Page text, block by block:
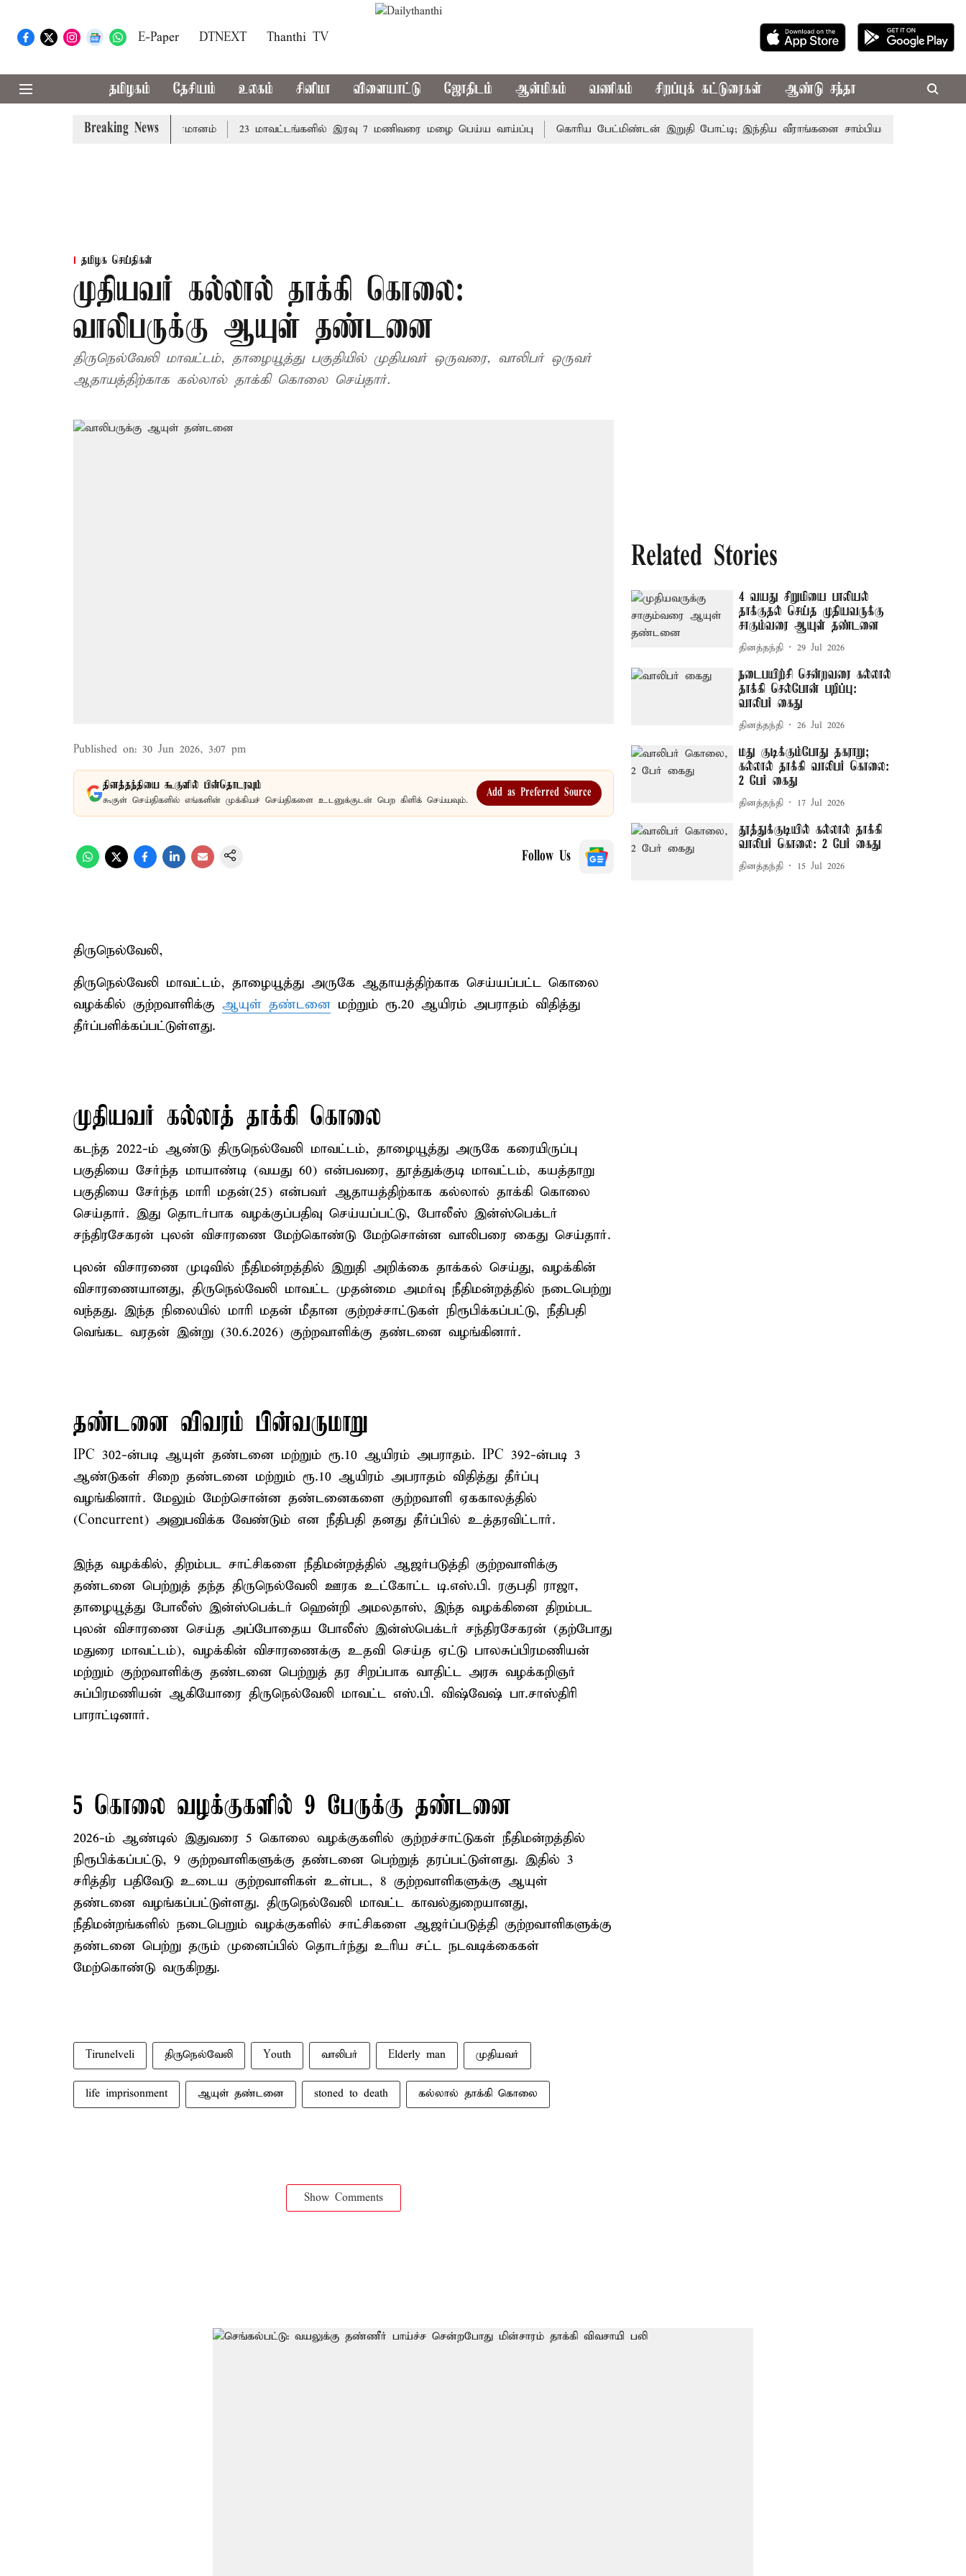
E-Paper DTNEXT Thanthi TV
தமிழகம் தேசியம் உலகம் சினிமா விளையாட்டு ஜோதிடம் ஆன்மிகம் வணிகம் சிறப்புக் கட்டுரைகள் ஆண்டு சந்தா
Breaking News
சட்டமன்றத்தில் நாளை தனித்தீர்மானம் 23 மாவட்டங்களில் இரவு 7 மணிவரை மழை பெய்ய வாய்ப்பு கொரிய பேட்மிண்டன் இறுதி போட்டி; இந்திய வீராங்கனை சாம்பியன் பட்டம் வென்றார்
தமிழக செய்திகள்
முதியவர் கல்லால் தாக்கி கொலை:
வாலிபருக்கு ஆயுள் தண்டனை
திருநெல்வேலி மாவட்டம், தாழையூத்து பகுதியில் முதியவர் ஒருவரை, வாலிபர் ஒருவர்
ஆதாயத்திற்காக கல்லால் தாக்கி கொலை செய்தார்.
Published on: 30 Jun 2026, 3:07 pm
தினத்தந்தியை கூகுளில் பின்தொடரவும்
கூகுள் செய்திகளில் எங்களின் முக்கியச் செய்திகளை உடனுக்குடன் பெற கிளிக் செய்யவும்.
Add as Preferred Source
Follow Us
திருநெல்வேலி,
திருநெல்வேலி மாவட்டம், தாழையூத்து அருகே ஆதாயத்திற்காக செய்யப்பட்ட கொலை
வழக்கில் குற்றவாளிக்கு ஆயுள் தண்டனை மற்றும் ரூ.20 ஆயிரம் அபராதம் விதித்து
தீர்ப்பளிக்கப்பட்டுள்ளது.
முதியவர் கல்லாத் தாக்கி கொலை
கடந்த 2022-ம் ஆண்டு திருநெல்வேலி மாவட்டம், தாழையூத்து அருகே கரையிருப்பு
பகுதியை சேர்ந்த மாயாண்டி (வயது 60) என்பவரை, தூத்துக்குடி மாவட்டம், கயத்தாறு
பகுதியை சேர்ந்த மாரி மதன்(25) என்பவர் ஆதாயத்திற்காக கல்லால் தாக்கி கொலை
செய்தார். இது தொடர்பாக வழக்குப்பதிவு செய்யப்பட்டு, போலீஸ் இன்ஸ்பெக்டர்
சந்திரசேகரன் புலன் விசாரணை மேற்கொண்டு மேற்சொன்ன வாலிபரை கைது செய்தார்.
புலன் விசாரணை முடிவில் நீதிமன்றத்தில் இறுதி அறிக்கை தாக்கல் செய்து, வழக்கின்
விசாரணையானது, திருநெல்வேலி மாவட்ட முதன்மை அமர்வு நீதிமன்றத்தில் நடைபெற்று
வந்தது. இந்த நிலையில் மாரி மதன் மீதான குற்றச்சாட்டுகள் நிரூபிக்கப்பட்டு, நீதிபதி
வெங்கட வரதன் இன்று (30.6.2026) குற்றவாளிக்கு தண்டனை வழங்கினார்.
தண்டனை விவரம் பின்வருமாறு
IPC 302-ன்படி ஆயுள் தண்டனை மற்றும் ரூ.10 ஆயிரம் அபராதம். IPC 392-ன்படி 3
ஆண்டுகள் சிறை தண்டனை மற்றும் ரூ.10 ஆயிரம் அபராதம் விதித்து தீர்ப்பு
வழங்கினார். மேலும் மேற்சொன்ன தண்டனைகளை குற்றவாளி ஏககாலத்தில்
(Concurrent) அனுபவிக்க வேண்டும் என நீதிபதி தனது தீர்ப்பில் உத்தரவிட்டார்.
இந்த வழக்கில், திறம்பட சாட்சிகளை நீதிமன்றத்தில் ஆஜர்படுத்தி குற்றவாளிக்கு
தண்டனை பெற்றுத் தந்த திருநெல்வேலி ஊரக உட்கோட்ட டி.எஸ்.பி. ரகுபதி ராஜா,
தாழையூத்து போலீஸ் இன்ஸ்பெக்டர் ஹென்றி அமலதாஸ், இந்த வழக்கினை திறம்பட
புலன் விசாரணை செய்த அப்போதைய போலீஸ் இன்ஸ்பெக்டர் சந்திரசேகரன் (தற்போது
மதுரை மாவட்டம்), வழக்கின் விசாரணைக்கு உதவி செய்த ஏட்டு பாலசுப்பிரமணியன்
மற்றும் குற்றவாளிக்கு தண்டனை பெற்றுத் தர சிறப்பாக வாதிட்ட அரசு வழக்கறிஞர்
சுப்பிரமணியன் ஆகியோரை திருநெல்வேலி மாவட்ட எஸ்.பி. விஷ்வேஷ் பா.சாஸ்திரி
பாராட்டினார்.
5 கொலை வழக்குகளில் 9 பேருக்கு தண்டனை
2026-ம் ஆண்டில் இதுவரை 5 கொலை வழக்குகளில் குற்றச்சாட்டுகள் நீதிமன்றத்தில்
நிரூபிக்கப்பட்டு, 9 குற்றவாளிகளுக்கு தண்டனை பெற்றுத் தரப்பட்டுள்ளது. இதில் 3
சரித்திர பதிவேடு உடைய குற்றவாளிகள் உள்பட, 8 குற்றவாளிகளுக்கு ஆயுள்
தண்டனை வழங்கப்பட்டுள்ளது. திருநெல்வேலி மாவட்ட காவல்துறையானது,
நீதிமன்றங்களில் நடைபெறும் வழக்குகளில் சாட்சிகளை ஆஜர்ப்படுத்தி குற்றவாளிகளுக்கு
தண்டனை பெற்று தரும் முனைப்பில் தொடர்ந்து உரிய சட்ட நடவடிக்கைகள்
மேற்கொண்டு வருகிறது.
Tirunelveli திருநெல்வேலி Youth வாலிபர் Elderly man முதியவர்
life imprisonment ஆயுள் தண்டனை stoned to death கல்லால் தாக்கி கொலை
Show Comments
Related Stories
4 வயது சிறுமியை பாலியல்
தாக்குதல் செய்த முதியவருக்கு
சாகும்வரை ஆயுள் தண்டனை
தினத்தந்தி 29 Jul 2026
நடைபயிற்சி சென்றவரை கல்லால்
தாக்கி செல்போன் பறிப்பு:
வாலிபர் கைது
தினத்தந்தி 26 Jul 2026
மது குடிக்கும்போது தகராறு;
கல்லால் தாக்கி வாலிபர் கொலை:
2 பேர் கைது
தினத்தந்தி 17 Jul 2026
தூத்துக்குடியில் கல்லால் தாக்கி
வாலிபர் கொலை: 2 பேர் கைது
தினத்தந்தி 15 Jul 2026